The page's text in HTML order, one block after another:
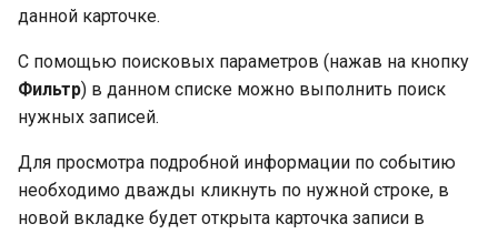
данной карточке.
С помощью поисковых параметров (нажав на кнопку
Фильтр) в данном списке можно выполнить поиск
нужных записей.
Для просмотра подробной информации по событию
необходимо дважды кликнуть по нужной строке, в
новой вкладке будет открыта карточка записи в